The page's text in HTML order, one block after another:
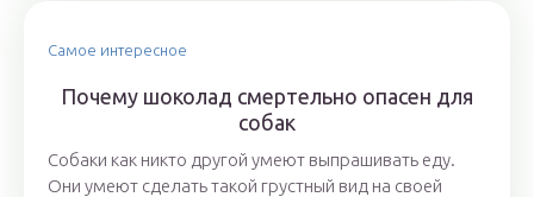
Самое интересное
Почему шоколад смертельно опасен для
собак
Собаки как никто другой умеют выпрашивать еду.
Они умеют сделать такой грустный вид на своей